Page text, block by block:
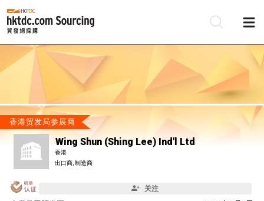
香港贸发局参展商
Wing Shun (Shing Lee) Ind'l Ltd
香港
出口商, 制造商
关注